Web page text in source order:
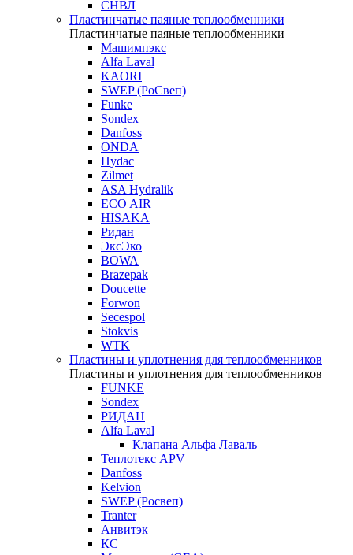
СНВЛ
Пластинчатые паяные теплообменники
Пластинчатые паяные теплообменники
Машимпэкс
Alfa Laval
KAORI
SWEP (РоСвеп)
Funke
Sondex
Danfoss
ONDA
Hydac
Zilmet
ASA Hydralik
ECO AIR
HISAKA
Ридан
ЭксЭко
BOWA
Brazepak
Doucette
Forwon
Secespol
Stokvis
WTK
Пластины и уплотнения для теплообменников
Пластины и уплотнения для теплообменников
FUNKE
Sondex
РИДАН
Alfa Laval
Клапана Альфа Лаваль
Теплотекс APV
Danfoss
Kelvion
SWEP (Росвеп)
Tranter
Анвитэк
КС